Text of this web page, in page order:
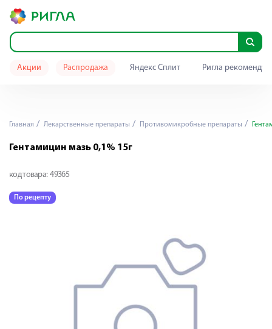
Акции Распродажа Яндекс Сплит Ригла
Главная Лекарственные препараты Противомикробные препараты
Гентамицин мазь 0,1% 15г
код товара: 49365
По рецепту